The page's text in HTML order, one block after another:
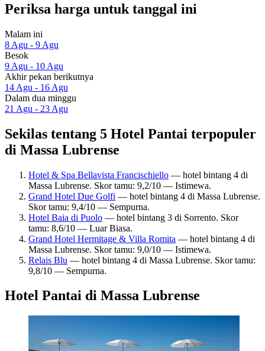
Periksa harga untuk tanggal ini
Malam ini
8 Agu - 9 Agu
Besok
9 Agu - 10 Agu
Akhir pekan berikutnya
14 Agu - 16 Agu
Dalam dua minggu
21 Agu - 23 Agu
Sekilas tentang 5 Hotel Pantai terpopuler
di Massa Lubrense
Hotel & Spa Bellavista Francischiello — hotel bintang 4 di
Massa Lubrense. Skor tamu: 9,2/10 — Istimewa.
Grand Hotel Due Golfi — hotel bintang 4 di Massa Lubrense.
Skor tamu: 9,4/10 — Sempurna.
Hotel Baia di Puolo — hotel bintang 3 di Sorrento. Skor
tamu: 8,6/10 — Luar Biasa.
Grand Hotel Hermitage & Villa Romita — hotel bintang 4 di
Massa Lubrense. Skor tamu: 9,0/10 — Istimewa.
Relais Blu — hotel bintang 4 di Massa Lubrense. Skor tamu:
9,8/10 — Sempurna.
Hotel Pantai di Massa Lubrense